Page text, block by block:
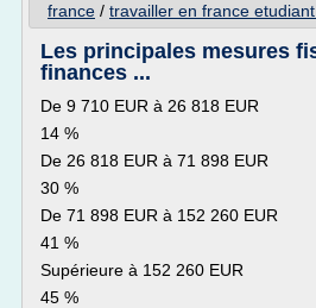
france / travailler en france
Les principales mesures
finances ...
De 9 710 EUR à 26 818 EUR
14 %
De 26 818 EUR à 71 898 EUR
30 %
De 71 898 EUR à 152 260 EUR
41 %
Supérieure à 152 260 EUR
45 %